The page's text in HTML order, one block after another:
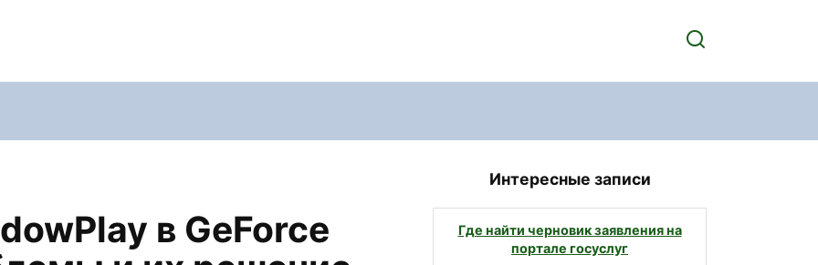
в GeForce
Интересные записи
Где найти черновик заявления на
портале госуслуг